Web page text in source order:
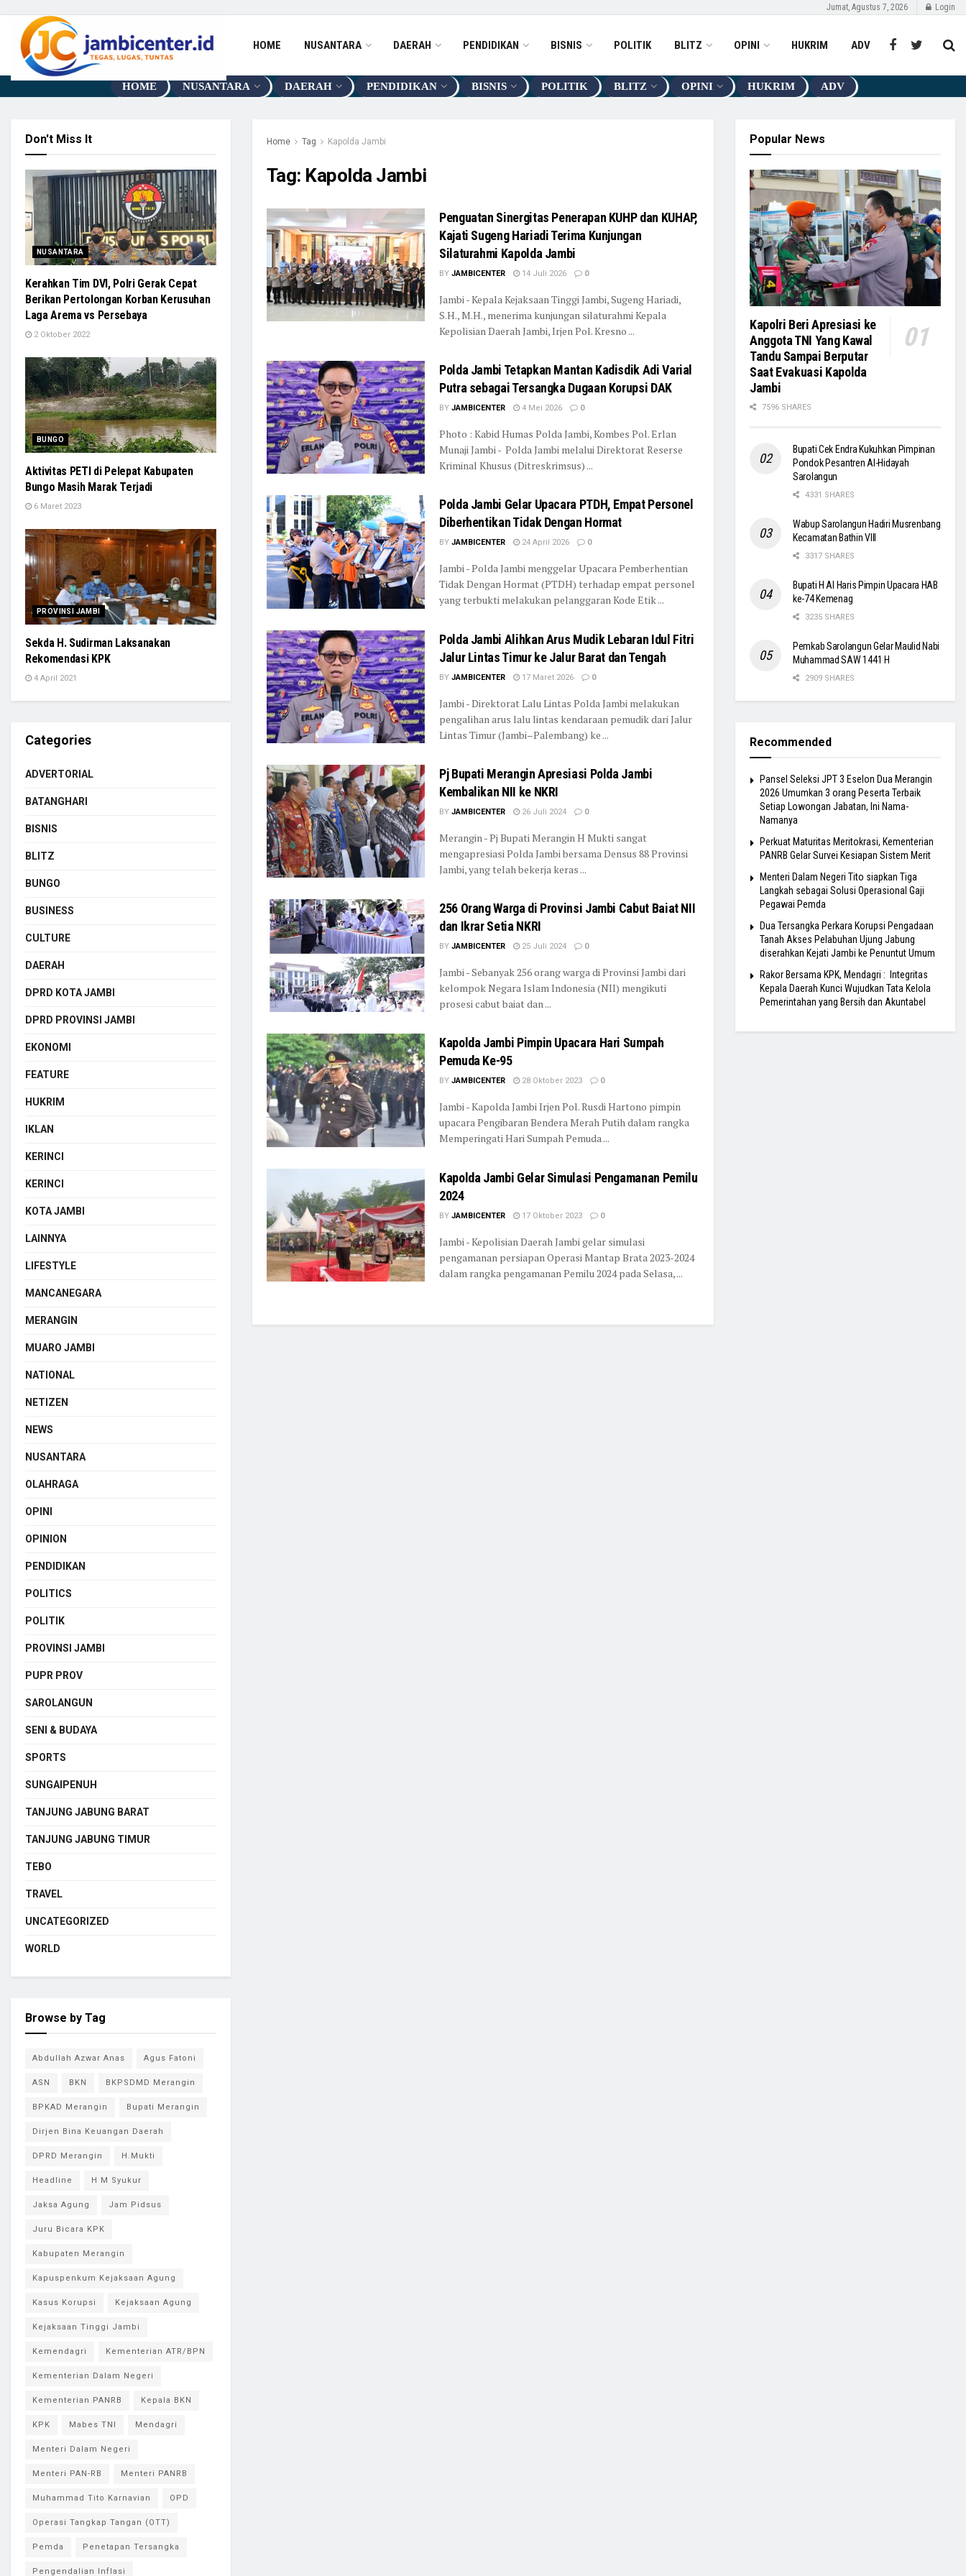
Jumat, Agustus 7, 2026 Login
HOME NUSANTARA DAERAH PENDIDIKAN BISNIS POLITIK BLITZ OPINI HUKRIM ADV
HOME NUSANTARA DAERAH PENDIDIKAN BISNIS POLITIK BLITZ OPINI HUKRIM ADV
Home Tag Kapolda Jambi
Tag: Kapolda Jambi
Penguatan Sinergitas Penerapan KUHP dan KUHAP,
Kajati Sugeng Hariadi Terima Kunjungan
Silaturahmi Kapolda Jambi
BY JAMBICENTER 14 Juli 2026 0
Jambi - Kepala Kejaksaan Tinggi Jambi, Sugeng Hariadi,
S.H., M.H., menerima kunjungan silaturahmi Kepala
Kepolisian Daerah Jambi, Irjen Pol. Kresno ...
Polda Jambi Tetapkan Mantan Kadisdik Adi Varial
Putra sebagai Tersangka Dugaan Korupsi DAK
BY JAMBICENTER 4 Mei 2026 0
Photo : Kabid Humas Polda Jambi, Kombes Pol. Erlan
Munaji Jambi - Polda Jambi melalui Direktorat Reserse
Kriminal Khusus (Ditreskrimsus) ...
Polda Jambi Gelar Upacara PTDH, Empat Personel
Diberhentikan Tidak Dengan Hormat
BY JAMBICENTER 24 April 2026 0
Jambi - Polda Jambi menggelar Upacara Pemberhentian
Tidak Dengan Hormat (PTDH) terhadap empat personel
yang terbukti melakukan pelanggaran Kode Etik ...
Polda Jambi Alihkan Arus Mudik Lebaran Idul Fitri
Jalur Lintas Timur ke Jalur Barat dan Tengah
BY JAMBICENTER 17 Maret 2026 0
Jambi - Direktorat Lalu Lintas Polda Jambi melakukan
pengalihan arus lalu lintas kendaraan pemudik dari Jalur
Lintas Timur (Jambi–Palembang) ke ...
Pj Bupati Merangin Apresiasi Polda Jambi
Kembalikan NII ke NKRI
BY JAMBICENTER 26 Juli 2024 0
Merangin - Pj Bupati Merangin H Mukti sangat
mengapresiasi Polda Jambi bersama Densus 88 Provinsi
Jambi, yang telah bekerja keras ...
256 Orang Warga di Provinsi Jambi Cabut Baiat NII
dan Ikrar Setia NKRI
BY JAMBICENTER 25 Juli 2024 0
Jambi - Sebanyak 256 orang warga di Provinsi Jambi dari
kelompok Negara Islam Indonesia (NII) mengikuti
prosesi cabut baiat dan ...
Kapolda Jambi Pimpin Upacara Hari Sumpah
Pemuda Ke-95
BY JAMBICENTER 28 Oktober 2023 0
Jambi - Kapolda Jambi Irjen Pol. Rusdi Hartono pimpin
upacara Pengibaran Bendera Merah Putih dalam rangka
Memperingati Hari Sumpah Pemuda ...
Kapolda Jambi Gelar Simulasi Pengamanan Pemilu
2024
BY JAMBICENTER 17 Oktober 2023 0
Jambi - Kepolisian Daerah Jambi gelar simulasi
pengamanan persiapan Operasi Mantap Brata 2023-2024
dalam rangka pengamanan Pemilu 2024 pada Selasa, ...
Don't Miss It
NUSANTARA
Kerahkan Tim DVI, Polri Gerak Cepat
Berikan Pertolongan Korban Kerusuhan
Laga Arema vs Persebaya
2 Oktober 2022
BUNGO
Aktivitas PETI di Pelepat Kabupaten
Bungo Masih Marak Terjadi
6 Maret 2023
PROVINSI JAMBI
Sekda H. Sudirman Laksanakan
Rekomendasi KPK
4 April 2021
Categories
ADVERTORIAL
BATANGHARI
BISNIS
BLITZ
BUNGO
BUSINESS
CULTURE
DAERAH
DPRD KOTA JAMBI
DPRD PROVINSI JAMBI
EKONOMI
FEATURE
HUKRIM
IKLAN
KERINCI
KERINCI
KOTA JAMBI
LAINNYA
LIFESTYLE
MANCANEGARA
MERANGIN
MUARO JAMBI
NATIONAL
NETIZEN
NEWS
NUSANTARA
OLAHRAGA
OPINI
OPINION
PENDIDIKAN
POLITICS
POLITIK
PROVINSI JAMBI
PUPR PROV
SAROLANGUN
SENI & BUDAYA
SPORTS
SUNGAIPENUH
TANJUNG JABUNG BARAT
TANJUNG JABUNG TIMUR
TEBO
TRAVEL
UNCATEGORIZED
WORLD
Browse by Tag
Abdullah Azwar Anas Agus Fatoni
ASN BKN BKPSDMD Merangin
BPKAD Merangin Bupati Merangin
Dirjen Bina Keuangan Daerah
DPRD Merangin H.Mukti
Headline H M Syukur
Jaksa Agung Jam Pidsus
Juru Bicara KPK
Kabupaten Merangin
Kapuspenkum Kejaksaan Agung
Kasus Korupsi Kejaksaan Agung
Kejaksaan Tinggi Jambi
Kemendagri Kementerian ATR/BPN
Kementerian Dalam Negeri
Kementerian PANRB Kepala BKN
KPK Mabes TNI Mendagri
Menteri Dalam Negeri
Menteri PAN-RB Menteri PANRB
Muhammad Tito Karnavian OPD
Operasi Tangkap Tangan (OTT)
Pemda Penetapan Tersangka
Pengendalian Inflasi
Popular News
Kapolri Beri Apresiasi ke
Anggota TNI Yang Kawal
Tandu Sampai Berputar
Saat Evakuasi Kapolda
Jambi
7596 SHARES
Bupati Cek Endra Kukuhkan Pimpinan
Pondok Pesantren Al-Hidayah
Sarolangun
4331 SHARES
Wabup Sarolangun Hadiri Musrenbang
Kecamatan Bathin VIII
3317 SHARES
Bupati H Al Haris Pimpin Upacara HAB
ke-74 Kemenag
3235 SHARES
Pemkab Sarolangun Gelar Maulid Nabi
Muhammad SAW 1441 H
2909 SHARES
Recommended
Pansel Seleksi JPT 3 Eselon Dua Merangin
2026 Umumkan 3 orang Peserta Terbaik
Setiap Lowongan Jabatan, Ini Nama-
Namanya
Perkuat Maturitas Meritokrasi, Kementerian
PANRB Gelar Survei Kesiapan Sistem Merit
Menteri Dalam Negeri Tito siapkan Tiga
Langkah sebagai Solusi Operasional Gaji
Pegawai Pemda
Dua Tersangka Perkara Korupsi Pengadaan
Tanah Akses Pelabuhan Ujung Jabung
diserahkan Kejati Jambi ke Penuntut Umum
Rakor Bersama KPK, Mendagri : Integritas
Kepala Daerah Kunci Wujudkan Tata Kelola
Pemerintahan yang Bersih dan Akuntabel